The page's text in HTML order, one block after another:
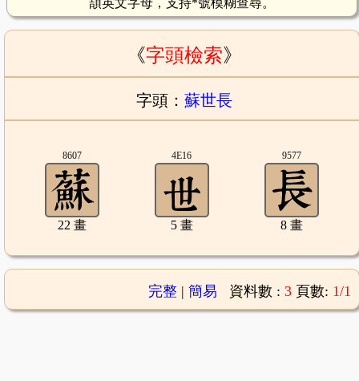
《字頭檢索》
字頭： 蘇世長
8607
22 畫
4E16
5 畫
9577
8 畫
完整| 簡易 資料數 : 3 頁數: 1/1